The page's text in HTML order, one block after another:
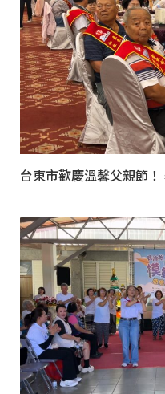
台東市歡慶溫馨父親節